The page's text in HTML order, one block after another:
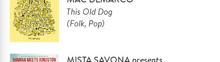
This Old Dog
(Folk, Pop)